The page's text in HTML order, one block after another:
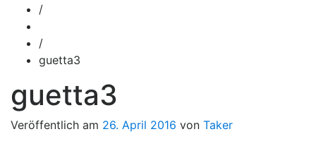
/
/
guetta3
guetta3
Veröffentlich am 26. April 2016 von Taker